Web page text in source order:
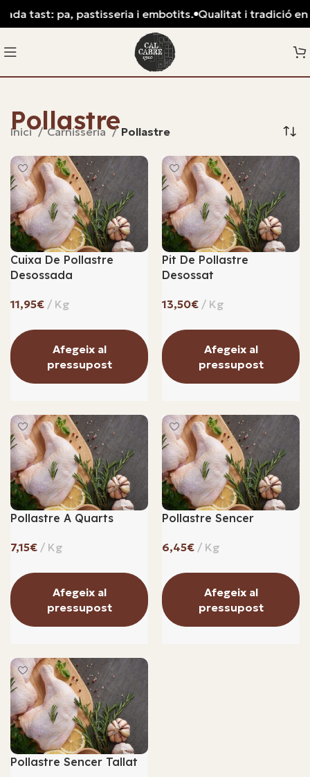
Pollastre
Inici Carnisseria Pollastre
Cuixa De Pollastre
Desossada
€
Afegeix al
pressupost
Pit De Pollastre
Desossat
€
Afegeix al
pressupost
Pollastre A Quarts
€
Afegeix al
pressupost
Pollastre Sencer
€
Afegeix al
pressupost
Pollastre Sencer Tallat
tast: pa, pastisseria i embotits. Qualitat i tradició en